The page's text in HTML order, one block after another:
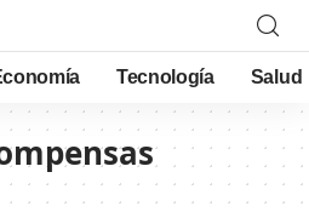
Tecnología Salud